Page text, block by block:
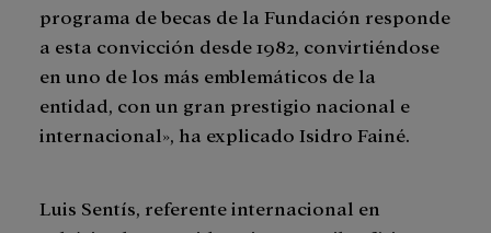
programa de becas de la Fundación responde
a esta convicción desde 1982, convirtiéndose
en uno de los más emblemáticos de la
entidad, con un gran prestigio nacional e
internacional», ha explicado Isidro Fainé.
Luis Sentís, referente internacional en